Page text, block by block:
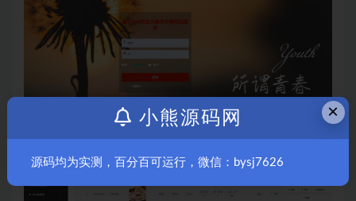
×
小熊源码网
源码均为实测，百分百可运行，微信：bysj7626